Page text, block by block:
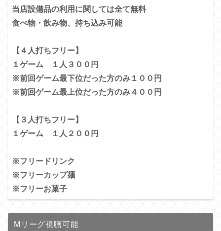
当店設備品の利用に関しては全て無料
食べ物・飲み物、持ち込み可能
【４人打ちフリー】
１ゲーム １人３００円
※前回ゲーム最下位だった方のみ１００円
※前回ゲーム最上位だった方のみ４００円
【３人打ちフリー】
１ゲーム １人２００円
※フリードリンク
※フリーカップ麺
※フリーお菓子
Mリーグ視聴可能